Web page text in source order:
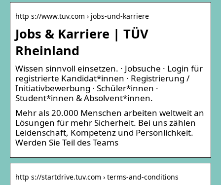
http s://www.tuv.com › jobs-und-karriere
Jobs & Karriere | TÜV
Rheinland
Wissen sinnvoll einsetzen. · Jobsuche · Login für
registrierte Kandidat*innen · Registrierung /
Initiativbewerbung · Schüler*innen ·
Student*innen & Absolvent*innen.
Mehr als 20.000 Menschen arbeiten weltweit an
Lösungen für mehr Sicherheit. Bei uns zählen
Leidenschaft, Kompetenz und Persönlichkeit.
Werden Sie Teil des Teams
http s://startdrive.tuv.com › terms-and-conditions